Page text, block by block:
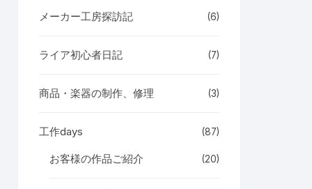
メーカー工房探訪記 (6)
ライア初心者日記 (7)
商品・楽器の制作、修理 (3)
工作days (87)
お客様の作品ご紹介 (20)